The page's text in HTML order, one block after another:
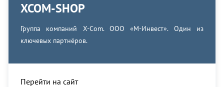
XCOM-SHOP
Группа компаний X‑Com. ООО «М-Инвест». Один из
ключевых партнёров.
Перейти на сайт